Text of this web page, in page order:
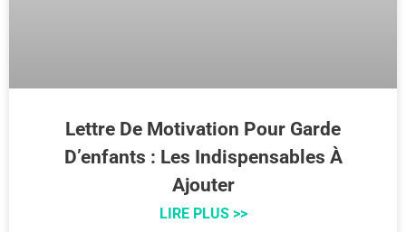
Lettre De Motivation Pour Garde
D’enfants : Les Indispensables À
Ajouter
LIRE PLUS >>